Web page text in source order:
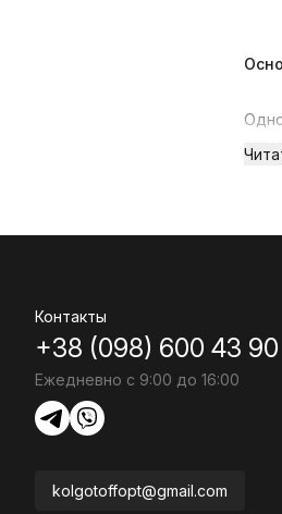
На
Контакты
+38 (098) 600 43 90
Ежедневно с 9:00 до 16:00
kolgotoffopt@gmail.com